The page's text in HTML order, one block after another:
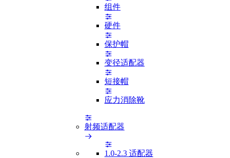
组件
硬件
保护帽
变径适配器
短接帽
应力消除靴
射频适配器
1.0-2.3 适配器